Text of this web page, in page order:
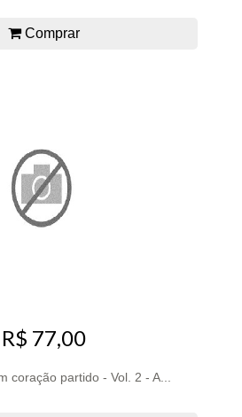
Comprar
R$ 77,00
coração partido - Vol. 2 - A...